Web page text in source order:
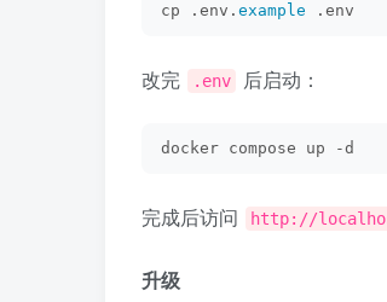
cp .env. example .env
改完 .env 后启动：
docker compose up -d
完成后访问 http://
升级